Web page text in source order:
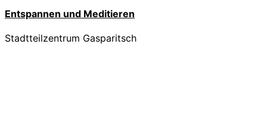
Entspannen und Meditieren
Stadtteilzentrum Gasparitsch